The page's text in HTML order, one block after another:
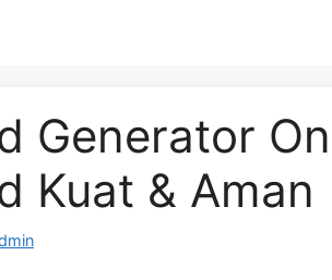
Generator
Kuat & Aman